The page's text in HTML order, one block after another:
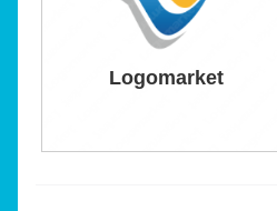
Logomarket